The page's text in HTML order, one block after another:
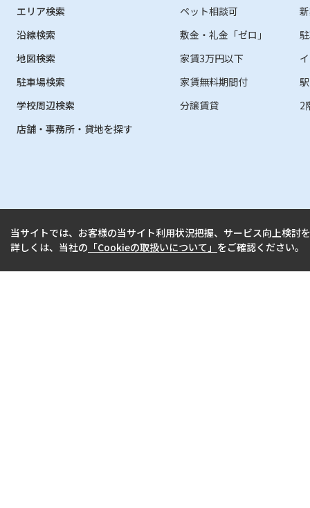
エリア検索
沿線検索
地図検索
駐車場検索
学校周辺検索
店舗・事務所・貸地を探す
ペット相談可
敷金・礼金「ゼロ」
家賃3万円以下
家賃無料期間付
分譲賃貸
2
当サイトでは、お客様の当サイト利用状況把握、サービス向上検
詳しくは、当社の 「Cookieの取扱いについて」 をご確認ください。